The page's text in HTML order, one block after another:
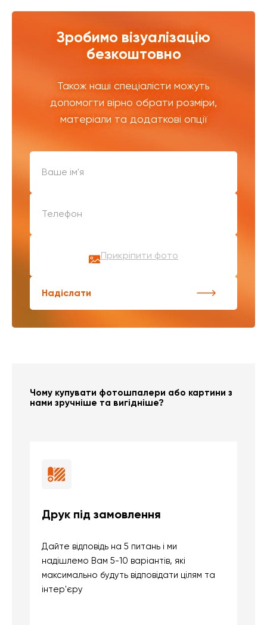
Зробимо візуалізацію
безкоштовно
Також наші спеціалісти можуть
допомогти вірно обрати розміри,
матеріали та додаткові опції
Прикріпити фото
Надіслати
Чому купувати фотошпалери або картини з
нами зручніше та вигідніше?
Друк під замовлення
Дайте відповідь на 5 питань і ми
надішлемо Вам 5-10 варіантів, які
максимально будуть відповідати цілям та
інтер'єру